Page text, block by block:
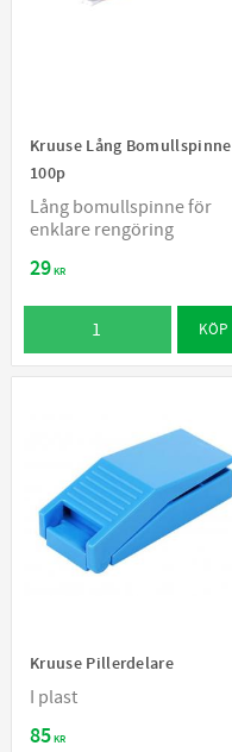
Kruuse Lång Bomullspinne
100p
Lång bomullspinne för
enklare rengöring
29KR
KÖP
Kruuse Pillerdelare
I plast
85KR